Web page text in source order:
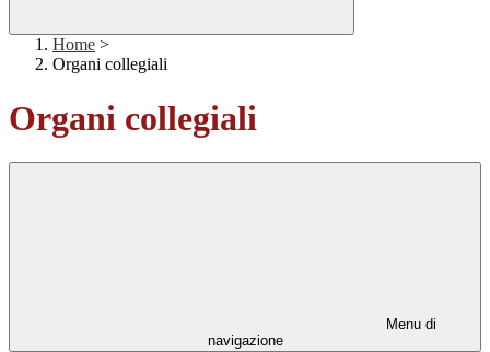
Home >
Organi collegiali
Organi collegiali
Menu di
navigazione